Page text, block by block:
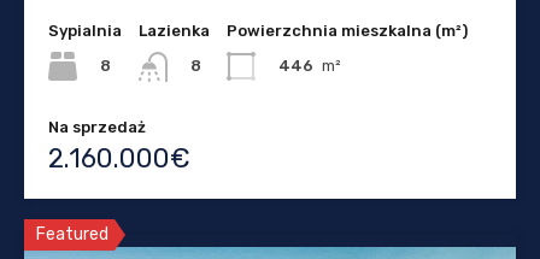
Sypialnia
8
Lazienka
8
Powierzchnia mieszkalna (m²)
446 m²
Na sprzedaż
2.160.000€
Featured